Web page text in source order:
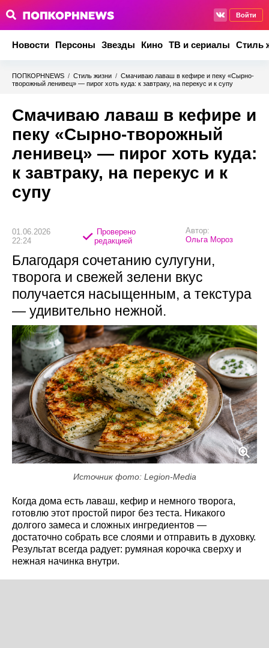
Войти
Новости Персоны Звезды Кино ТВ и сериалы Стиль
ПОПКОРНNEWS / Стиль жизни / Смачиваю лаваш в кефире и пеку «Сырно-
творожный ленивец» — пирог хоть куда: к завтраку, на перекус и к супу
Смачиваю лаваш в кефире и
пеку «Сырно-творожный
ленивец» — пирог хоть куда:
к завтраку, на перекус и к
супу
01.06.2026
22:24
Проверено
редакцией
Автор:
Ольга Мороз
Благодаря сочетанию сулугуни,
творога и свежей зелени вкус
получается насыщенным, а текстура
— удивительно нежной.
Источник фото: Legion-Media
Когда дома есть лаваш, кефир и немного творога,
готовлю этот простой пирог без теста. Никакого
долгого замеса и сложных ингредиентов —
достаточно собрать все слоями и отправить в духовку.
Результат всегда радует: румяная корочка сверху и
нежная начинка внутри.